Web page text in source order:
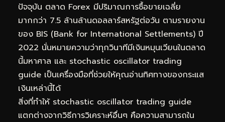
ปัจจุบัน ตลาด Forex มีปริมาณการซื้อขายเฉลี่ย
มากกว่า 7.5 ล้านล้านดอลลาร์สหรัฐต่อวัน ตามรายงาน
ของ BIS (Bank for International Settlements) ปี
2022 นั่นหมายความว่าทุกวินาทีมีเงินหมุนเวียนในตลาด
นี้มหาศาล และ stochastic oscillator trading
guide เป็นเครื่องมือที่ช่วยให้คุณอ่านทิศทางของกระแส
เงินเหล่านี้ได้
สิ่งที่ทำให้ stochastic oscillator trading guide
แตกต่างจากวิธีการวิเคราะห์อื่นๆ คือความสามารถใน